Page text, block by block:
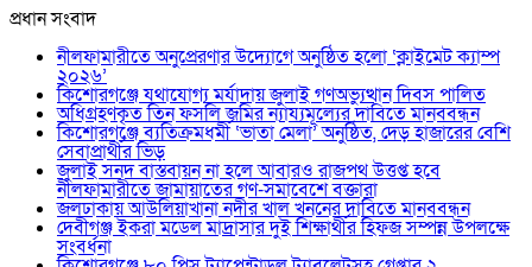
প্রধান সংবাদ
নীলফামারীতে অনুপ্রেরণার উদ্যোগে অনুষ্ঠিত হলো ‘ক্লাইমেট ক্যাম্প
২০২৬’
কিশোরগঞ্জে যথাযোগ্য মর্যাদায় জুলাই গণঅভ্যুত্থান দিবস পালিত
অধিগ্রহণকৃত তিন ফসলি জমির ন্যায্যমূল্যের দাবিতে মানববন্ধন
কিশোরগঞ্জে ব্যতিক্রমধর্মী ‘ভাতা মেলা’ অনুষ্ঠিত, দেড় হাজারের বেশি
সেবাপ্রার্থীর ভিড়
জুলাই সনদ বাস্তবায়ন না হলে আবারও রাজপথ উত্তপ্ত হবে
নীলফামারীতে জামায়াতের গণ-সমাবেশে বক্তারা
জলঢাকায় আউলিয়াখানা নদীর খাল খননের দাবিতে মানববন্ধন
দেবীগঞ্জ ইকরা মডেল মাদ্রাসার দুই শিক্ষার্থীর হিফজ সম্পন্ন উপলক্ষে
সংবর্ধনা